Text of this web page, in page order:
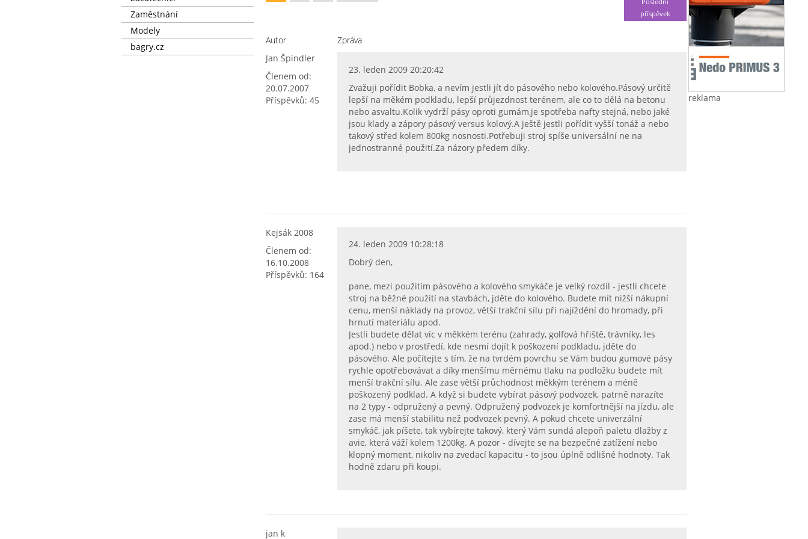
reklama
Zaměstnání
Modely
bagry.cz
Poslední
příspěvek
Autor
Zpráva
Jan Špindler
Členem od:
20.07.2007
Příspěvků: 45
23. leden 2009 20:20:42
Zvažuji pořídit Bobka, a nevím jestli jít do pásového nebo kolového.Pásový určitě
lepší na měkém podkladu, lepší průjezdnost terénem, ale co to dělá na betonu
nebo asvaltu.Kolik vydrží pásy oproti gumám,je spotřeba nafty stejná, nebo jaké
jsou klady a zápory pásový versus kolový.A ještě jestli pořídit vyšší tonáž a nebo
takový střed kolem 800kg nosnosti.Potřebuji stroj spíše universální ne na
jednostranné použití.Za názory předem díky.
Kejsák 2008
Členem od:
16.10.2008
Příspěvků: 164
24. leden 2009 10:28:18
Dobrý den,
pane, mezi použitím pásového a kolového smykáče je velký rozdíl - jestli chcete
stroj na běžné použití na stavbách, jděte do kolového. Budete mít nižší nákupní
cenu, menší náklady na provoz, větší trakční sílu při najíždění do hromady, při
hrnutí materiálu apod.
Jestli budete dělat víc v měkkém terénu (zahrady, golfová hřiště, trávníky, les
apod.) nebo v prostředí, kde nesmí dojít k poškození podkladu, jděte do
pásového. Ale počítejte s tím, že na tvrdém povrchu se Vám budou gumové pásy
rychle opotřebovávat a díky menšímu měrnému tlaku na podložku budete mít
menší trakční sílu. Ale zase větší průchodnost měkkým terénem a méně
poškozený podklad. A když si budete vybírat pásový podvozek, patrně narazíte
na 2 typy - odpružený a pevný. Odpružený podvozek je komfortnější na jízdu, ale
zase má menší stabilitu než podvozek pevný. A pokud chcete univerzální
smykáč, jak píšete, tak vybírejte takový, který Vám sundá alepoň paletu dlažby z
avie, která váží kolem 1200kg. A pozor - dívejte se na bezpečné zatížení nebo
klopný moment, nikoliv na zvedací kapacitu - to jsou úplně odlišné hodnoty. Tak
hodně zdaru při koupi.
jan k